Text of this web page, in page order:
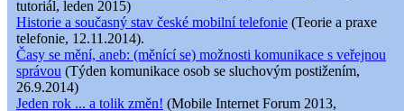
tutoriál, leden 2015)
Historie a současný stav české mobilní telefonie (Teorie a praxe
telefonie, 12.11.2014).
Časy se mění, aneb: (měnící se) možnosti komunikace s veřejnou
správou (Týden komunikace osob se sluchovým postižením,
26.9.2014)
Jeden rok ... a tolik změn! (Mobile Internet Forum 2013,